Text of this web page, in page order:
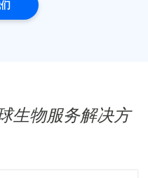
生物服务解决方